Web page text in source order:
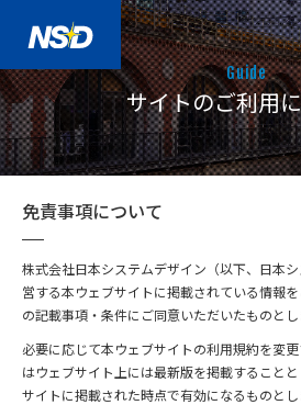
Guide
サイトのご利用
免責事項について
株式会社日本システムデザイン（以下、日本
営する本ウェブサイトに掲載されている情報
の記載事項・条件にご同意いただいたものとし
必要に応じて本ウェブサイトの利用規約を変
はウェブサイト上には最新版を掲載すること
サイトに掲載された時点で有効になるものと